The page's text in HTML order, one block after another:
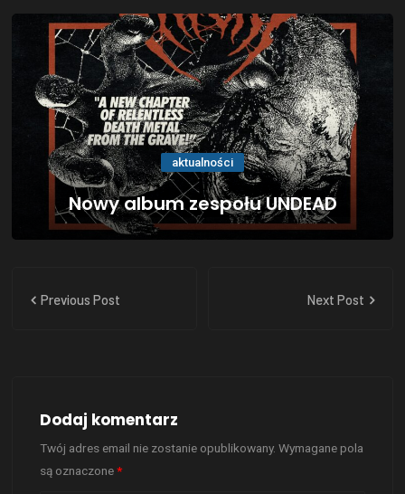
aktualności
Nowy album zespołu UNDEAD
Previous Post Next Post
Dodaj komentarz
Twój adres email nie zostanie opublikowany. Wymagane pola
są oznaczone*